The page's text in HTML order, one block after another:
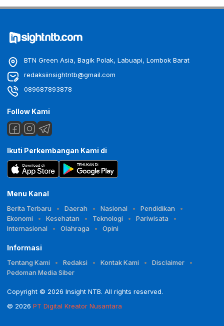
BTN Green Asia, Bagik Polak, Labuapi, Lombok Barat
redaksiinsightntb@gmail.com
089687893878
Follow Kami
Ikuti Perkembangan Kami di
Menu Kanal
Berita Terbaru Daerah Nasional
Pendidikan
Ekonomi
Kesehatan Teknologi
Pariwisata
Internasional
Olahraga Opini
Informasi
Tentang Kami Redaksi Kontak Kami
Disclaimer
Pedoman Media Siber
Copyright © 2026 Insight NTB. All rights reserved.
© 2026 PT Digital Kreator Nusantara